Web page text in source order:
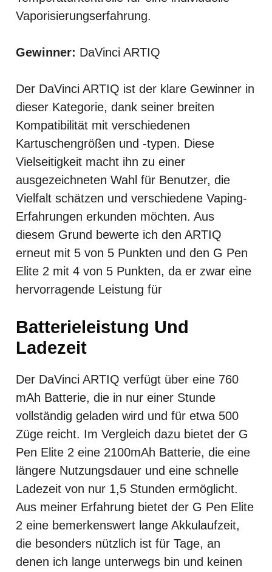
Vaporisierungserfahrung.
Gewinner: DaVinci ARTIQ
Der DaVinci ARTIQ ist der klare Gewinner in
dieser Kategorie, dank seiner breiten
Kompatibilität mit verschiedenen
Kartuschengrößen und -typen. Diese
Vielseitigkeit macht ihn zu einer
ausgezeichneten Wahl für Benutzer, die
Vielfalt schätzen und verschiedene Vaping-
Erfahrungen erkunden möchten. Aus
diesem Grund bewerte ich den ARTIQ
erneut mit 5 von 5 Punkten und den G Pen
Elite 2 mit 4 von 5 Punkten, da er zwar eine
hervorragende Leistung für
Batterieleistung Und
Ladezeit
Der DaVinci ARTIQ verfügt über eine 760
mAh Batterie, die in nur einer Stunde
vollständig geladen wird und für etwa 500
Züge reicht. Im Vergleich dazu bietet der G
Pen Elite 2 eine 2100mAh Batterie, die eine
längere Nutzungsdauer und eine schnelle
Ladezeit von nur 1,5 Stunden ermöglicht.
Aus meiner Erfahrung bietet der G Pen Elite
2 eine bemerkenswert lange Akkulaufzeit,
die besonders nützlich ist für Tage, an
denen ich lange unterwegs bin und keinen